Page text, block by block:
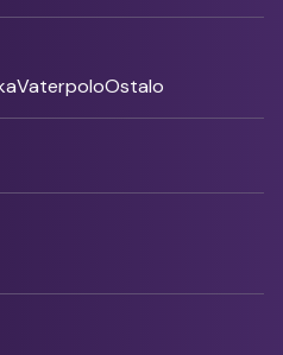
VaterpoloOstalo